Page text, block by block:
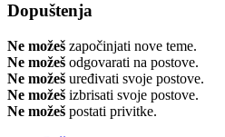
Dopuštenja
Ne možeš započinjati nove teme.
Ne možeš odgovarati na postove.
Ne možeš uređivati svoje postove.
Ne možeš izbrisati svoje postove.
Ne možeš postati privitke.